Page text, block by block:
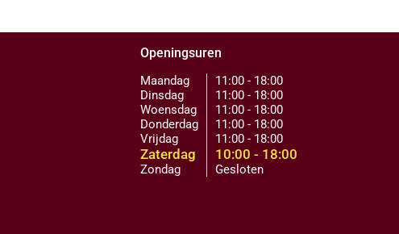
Openingsuren
Maandag
Dinsdag
Woensdag
Donderdag
Vrijdag
Zaterdag
Zondag
11:00 - 18:00
11:00 - 18:00
11:00 - 18:00
11:00 - 18:00
11:00 - 18:00
10:00 - 18:00
Gesloten